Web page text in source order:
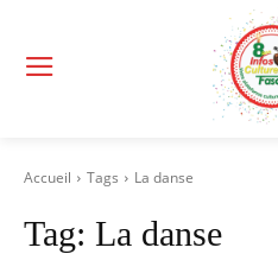
Accueil Tags La danse
Tag: La danse